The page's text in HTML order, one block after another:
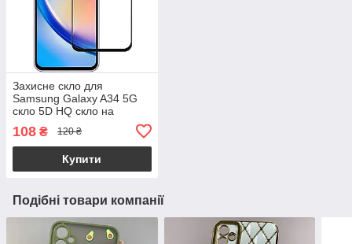
Захисне скло для
Samsung Galaxy A34 5G
скло 5D HQ скло на
телефон самсунг а34 5г
чорне hqg
108 ₴ 120 ₴
Купити
Подібні товари компанії